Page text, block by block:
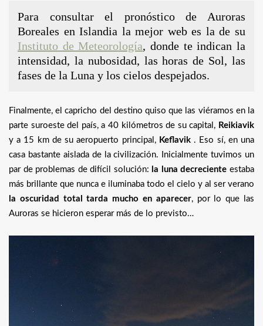
Para consultar el pronóstico de Auroras
Boreales en Islandia la mejor web es la de su
Instituto de Meteorología, donde te indican la
intensidad, la nubosidad, las horas de Sol, las
fases de la Luna y los cielos despejados.
Finalmente, el capricho del destino quiso que las viéramos en la
parte suroeste del país, a 40 kilómetros de su capital, Reikiavik
y a 15 km de su aeropuerto principal, Keflavik. Eso sí, en una
casa bastante aislada de la civilización. Inicialmente tuvimos un
par de problemas de difícil solución: la luna decreciente estaba
más brillante que nunca e iluminaba todo el cielo y al ser verano
la oscuridad total tarda mucho en aparecer, por lo que las
Auroras se hicieron esperar más de lo previsto…